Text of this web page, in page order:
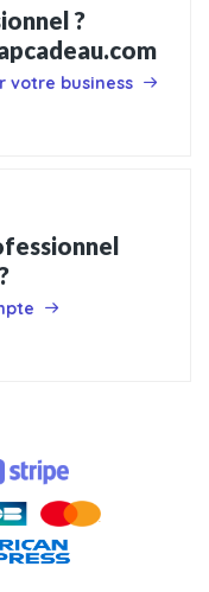
?
votre business